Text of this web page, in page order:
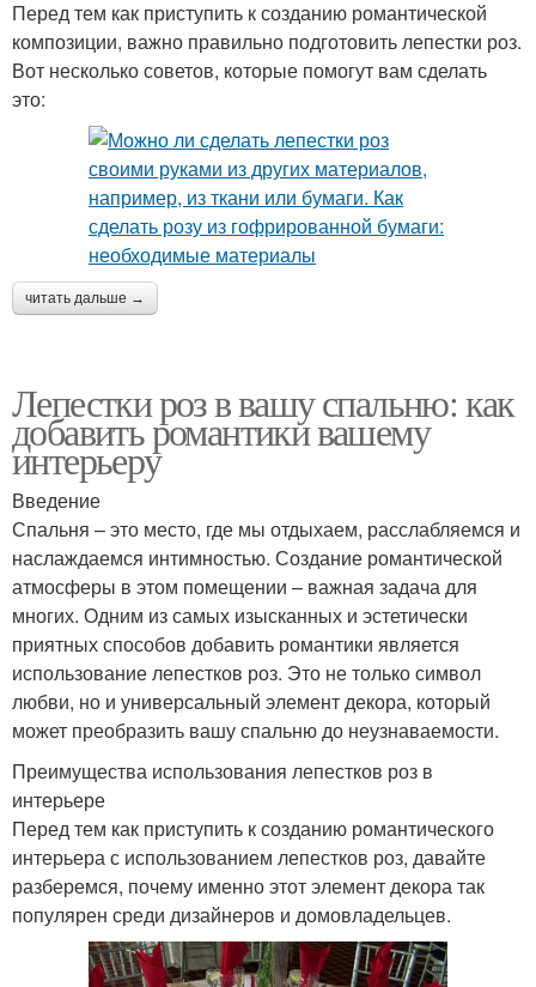
Перед тем как приступить к созданию романтической
композиции, важно правильно подготовить лепестки роз.
Вот несколько советов, которые помогут вам сделать
это:
читать дальше →
Лепестки роз в вашу спальню: как
добавить романтики вашему
интерьеру
Введение
Спальня – это место, где мы отдыхаем, расслабляемся и
наслаждаемся интимностью. Создание романтической
атмосферы в этом помещении – важная задача для
многих. Одним из самых изысканных и эстетически
приятных способов добавить романтики является
использование лепестков роз. Это не только символ
любви, но и универсальный элемент декора, который
может преобразить вашу спальню до неузнаваемости.
Преимущества использования лепестков роз в
интерьере
Перед тем как приступить к созданию романтического
интерьера с использованием лепестков роз, давайте
разберемся, почему именно этот элемент декора так
популярен среди дизайнеров и домовладельцев.